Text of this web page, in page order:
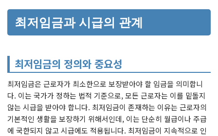
최저임금과 시급의 관계
최저임금의 정의와 중요성
최저임금은 근로자가 최소한으로 보장받아야 할 임금을 의미합니
다. 이는 국가가 정하는 법적 기준으로, 모든 근로자는 이를 밑돌지
않는 시급을 받아야 합니다. 최저임금이 존재하는 이유는 근로자의
기본적인 생활을 보장하기 위해서인데, 이는 단순히 월급이나 주급
에 국한되지 않고 시급에도 적용됩니다. 최저임금이 지속적으로 인